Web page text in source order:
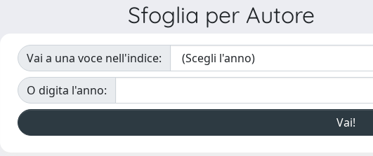
Sfoglia per Autore
Vai a una voce nell'indice:
O digita l'anno: